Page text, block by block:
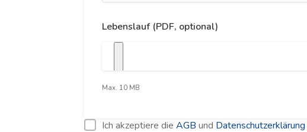
Lebenslauf (PDF, optional)
Max. 10 MB
Ich akzeptiere die AGB und Datenschutzerklärung